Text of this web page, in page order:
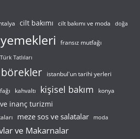
cilt bakımı cilt bakımı ve moda doğa
fransız mutfağı
Tatlıları
istanbul'un tarihi yerleri
kahvaltı kişisel bakım konya
inanç turizmi
meze sos ve salatalar moda
ve Makarnalar